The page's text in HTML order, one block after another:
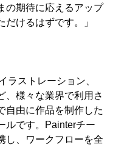
の期待に応えるアップ
けるはずです。」
ラストレーション、
、様々な業界で利用さ
自由に作品を制作した
ルです。Painterチー
し、ワークフローを全